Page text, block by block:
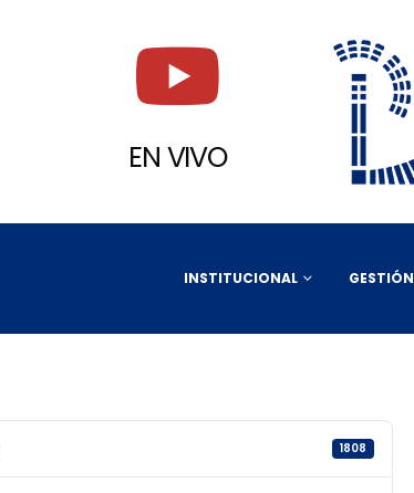
EN VIVO
INSTITUCIONAL GESTIÓN
1808